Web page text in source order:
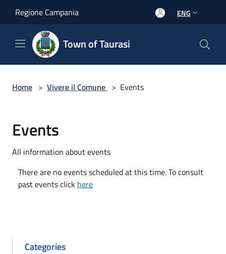
Regione Campania ENG
Town of Taurasi
Home > Vivere il Comune > Events
Events
All information about events
There are no events scheduled at this time. To consult
past events click here
Categories